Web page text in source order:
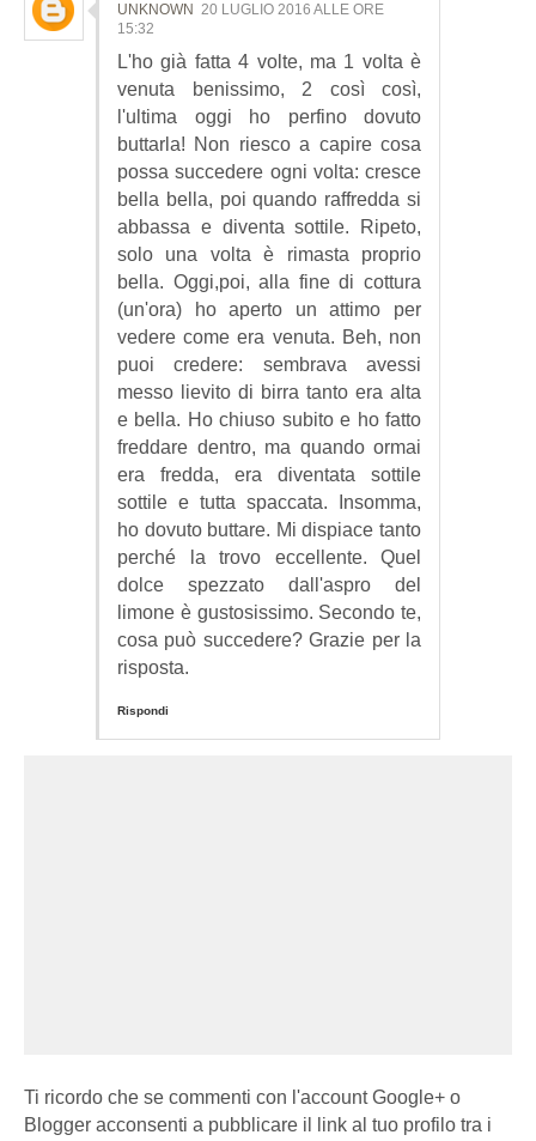
UNKNOWN 20 LUGLIO 2016 ALLE ORE
15:32
L'ho già fatta 4 volte, ma 1 volta è
venuta benissimo, 2 così così,
l'ultima oggi ho perfino dovuto
buttarla! Non riesco a capire cosa
possa succedere ogni volta: cresce
bella bella, poi quando raffredda si
abbassa e diventa sottile. Ripeto,
solo una volta è rimasta proprio
bella. Oggi,poi, alla fine di cottura
(un'ora) ho aperto un attimo per
vedere come era venuta. Beh, non
puoi credere: sembrava avessi
messo lievito di birra tanto era alta
e bella. Ho chiuso subito e ho fatto
freddare dentro, ma quando ormai
era fredda, era diventata sottile
sottile e tutta spaccata. Insomma,
ho dovuto buttare. Mi dispiace tanto
perché la trovo eccellente. Quel
dolce spezzato dall'aspro del
limone è gustosissimo. Secondo te,
cosa può succedere? Grazie per la
risposta.
Rispondi
Ti ricordo che se commenti con l'account Google+ o
Blogger acconsenti a pubblicare il link al tuo profilo tra i